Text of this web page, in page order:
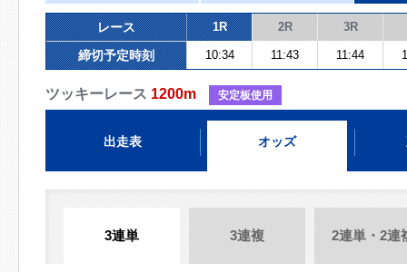
レース 1R 2R 3R
締切予定時刻 10:34 11:43 11:44
ツッキーレース 1200m 安定板使用
出走表 オッズ
3連単 3連複 2連単・2連